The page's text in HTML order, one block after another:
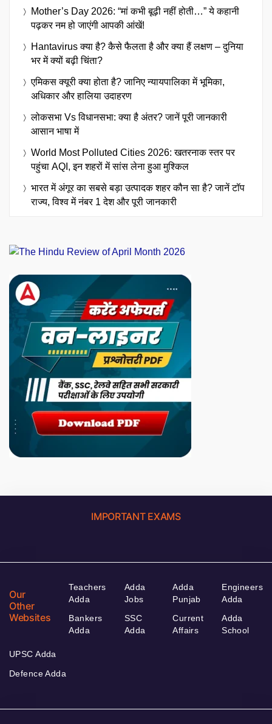
Mother’s Day 2026: “मां कभी बूढ़ी नहीं होती…” ये कहानी
पढ़कर नम हो जाएंगी आपकी आंखें!
Hantavirus क्या है? कैसे फैलता है और क्या हैं लक्षण – दुनिया
भर में क्यों बढ़ी चिंता?
एमिकस क्यूरी क्या होता है? जानिए न्यायपालिका में भूमिका,
अधिकार और हालिया उदाहरण
लोकसभा Vs विधानसभा: क्या है अंतर? जानें पूरी जानकारी
आसान भाषा में
World Most Polluted Cities 2026: खतरनाक स्तर पर
पहुंचा AQI, इन शहरों में सांस लेना हुआ मुश्किल
भारत में अंगूर का सबसे बड़ा उत्पादक शहर कौन सा है? जानें टॉप
राज्य, विश्व में नंबर 1 देश और पूरी जानकारी
IMPORTANT EXAMS
Our
Other
Websites
Teachers
Adda
Bankers
Adda
Adda
Jobs
SSC
Adda
Adda
Punjab
Current
Affairs
Engineers
Adda
Adda
School
UPSC Adda
Defence Adda